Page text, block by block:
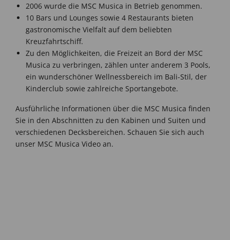
2006 wurde die MSC Musica in Betrieb genommen.
10 Bars und Lounges sowie 4 Restaurants bieten
gastronomische Vielfalt auf dem beliebten
Kreuzfahrtschiff.
Zu den Möglichkeiten, die Freizeit an Bord der MSC
Musica zu verbringen, zählen unter anderem 3 Pools,
ein wunderschöner Wellnessbereich im Bali-Stil, der
Kinderclub sowie zahlreiche Sportangebote.
Ausführliche Informationen über die MSC Musica finden
Sie in den Abschnitten zu den Kabinen und Suiten und
verschiedenen Decksbereichen. Schauen Sie sich auch
unser MSC Musica Video an.